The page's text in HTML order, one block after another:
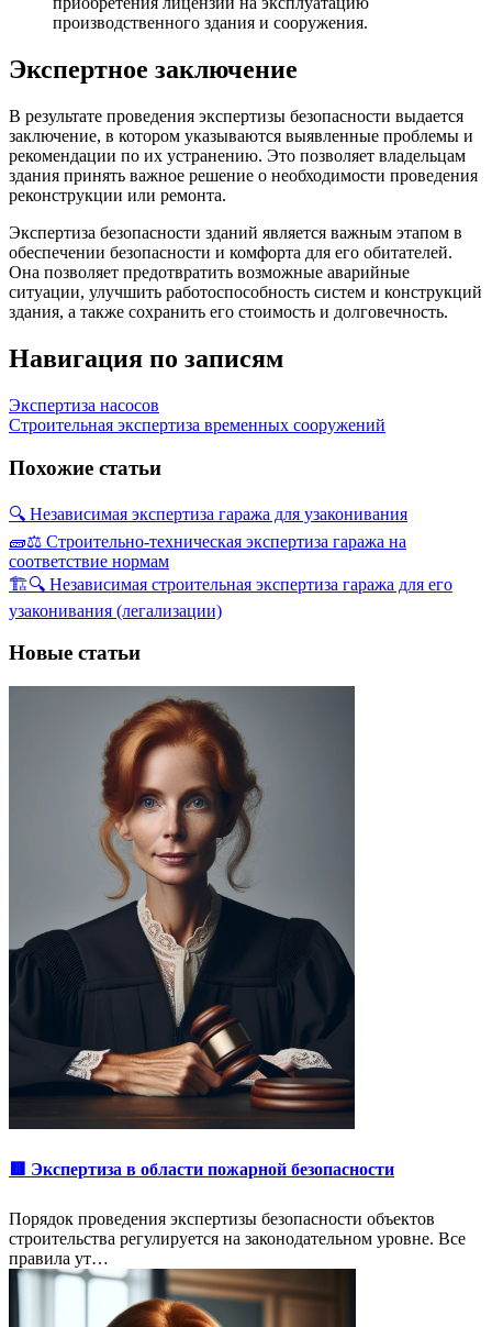
производственного здания и сооружения.
Экспертное заключение
В результате проведения экспертизы безопасности выдается
заключение, в котором указываются выявленные проблемы и
рекомендации по их устранению. Это позволяет владельцам
здания принять важное решение о необходимости проведения
реконструкции или ремонта.
Экспертиза безопасности зданий является важным этапом в
обеспечении безопасности и комфорта для его обитателей.
Она позволяет предотвратить возможные аварийные
ситуации, улучшить работоспособность систем и конструкций
здания, а также сохранить его стоимость и долговечность.
Навигация по записям
Экспертиза насосов
Строительная экспертиза временных сооружений
Похожие статьи
🔍 Независимая экспертиза гаража для узаконивания
🧱⚖️ Строительно-техническая экспертиза гаража на
соответствие нормам
🏗️🔍 Независимая строительная экспертиза гаража для его
узаконивания (легализации)
Новые статьи
🟥 Экспертиза в области пожарной безопасности
Порядок проведения экспертизы безопасности объектов
строительства регулируется на законодательном уровне. Все
правила ут…